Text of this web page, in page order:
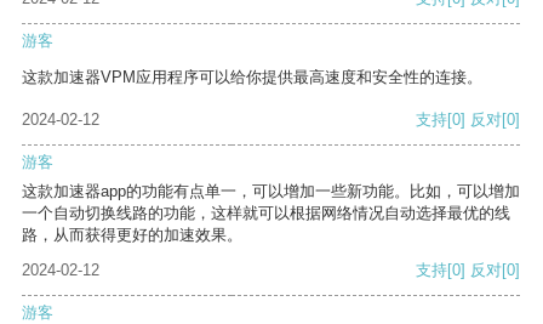
游客
这款加速器VPM应用程序可以给你提供最高速度和安全性的连接。
2024-02-12 支持[0] 反对[0]
游客
这款加速器app的功能有点单一，可以增加一些新功能。比如，可以增加
一个自动切换线路的功能，这样就可以根据网络情况自动选择最优的线
路，从而获得更好的加速效果。
2024-02-12
支持[0] 反对[0]
游客